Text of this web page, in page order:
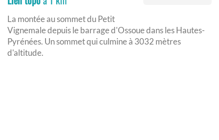
La montée au sommet du Petit
Vignemale depuis le barrage d'Ossoue dans les Hautes-
Pyrénées. Un sommet qui culmine à 3032 mètres
d'altitude.